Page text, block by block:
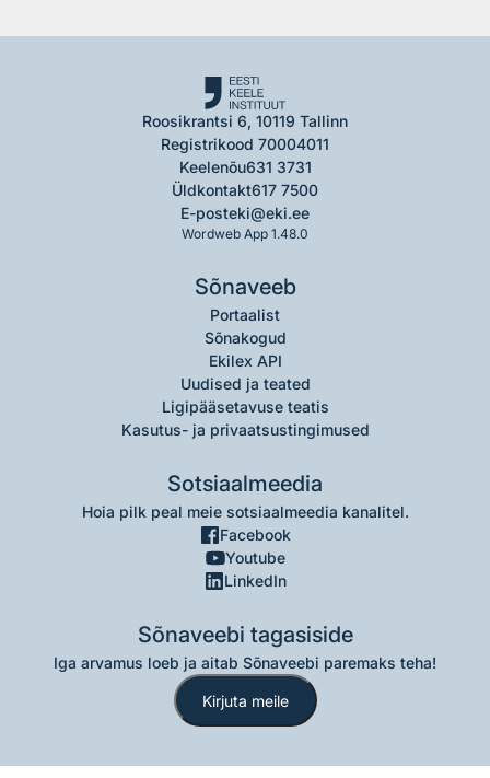
Roosikrantsi 6, 10119 Tallinn
Registrikood 70004011
Keelenõu631 3731
Üldkontakt617 7500
E-posteki@eki.ee
Wordweb App 1.48.0
Sõnaveeb
Portaalist
Sõnakogud
Ekilex API
Uudised ja teated
Ligipääsetavuse teatis
Kasutus- ja privaatsustingimused
Sotsiaalmeedia
Hoia pilk peal meie sotsiaalmeedia kanalitel.
Facebook
Youtube
LinkedIn
Sõnaveebi tagasiside
Iga arvamus loeb ja aitab Sõnaveebi paremaks teha!
Kirjuta meile